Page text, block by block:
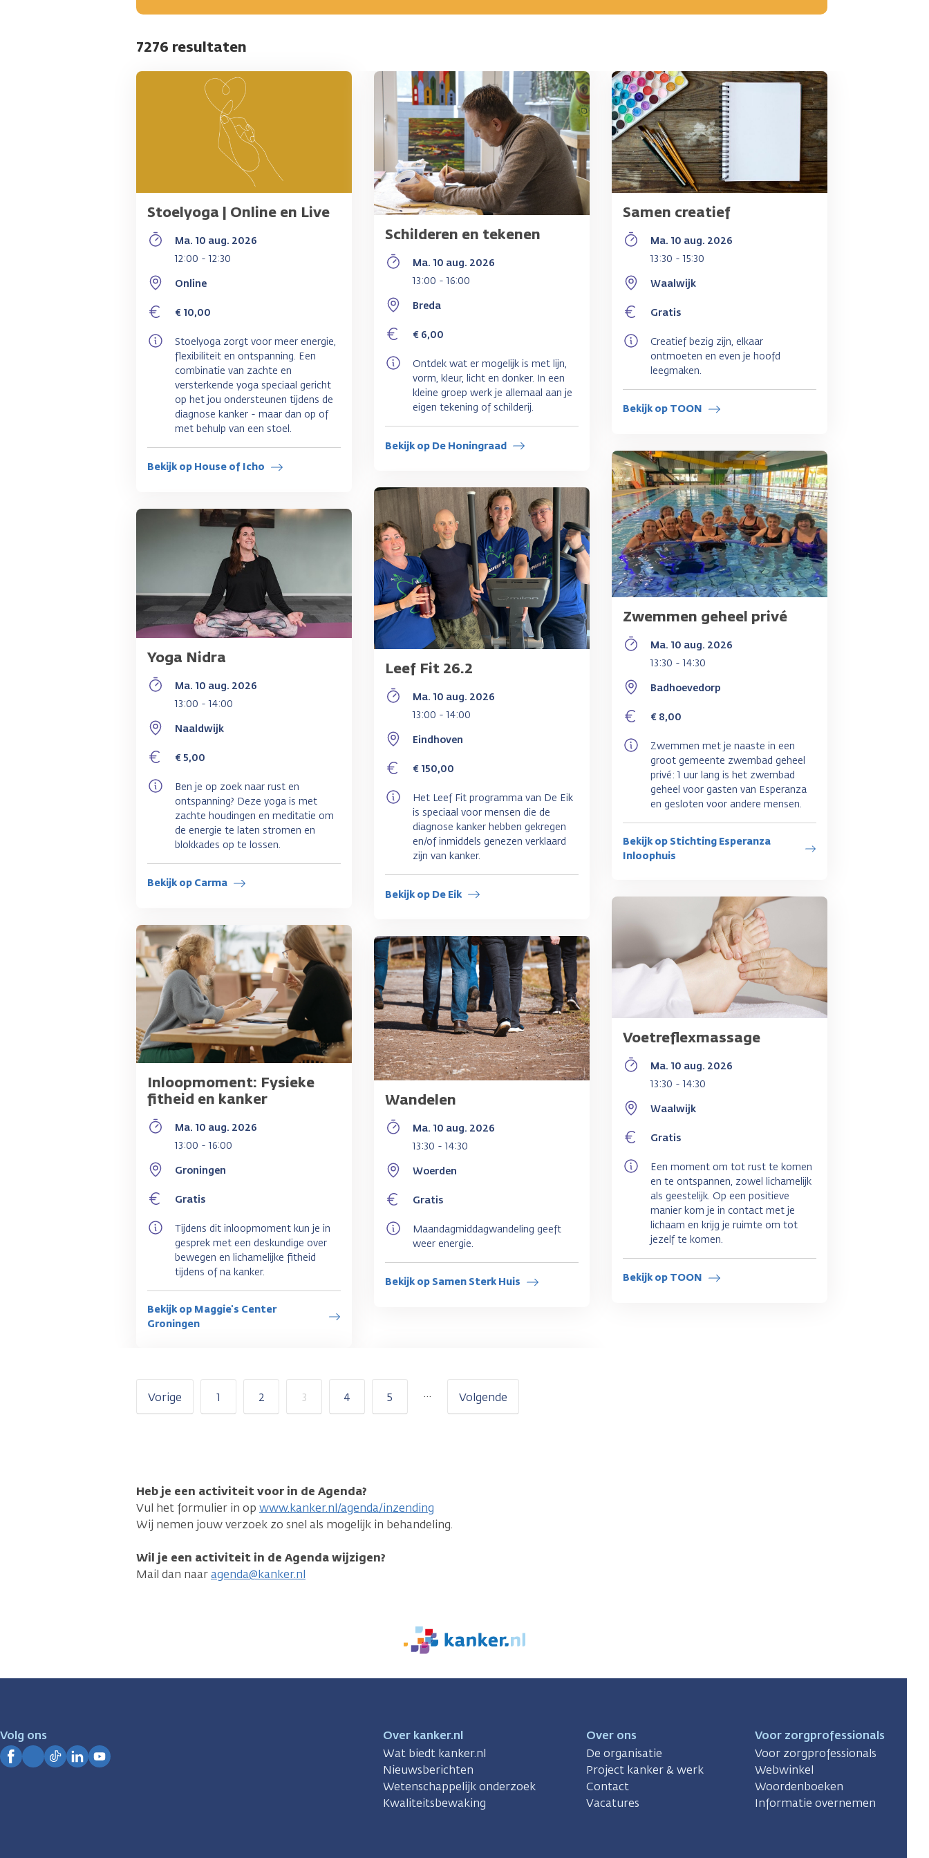
7276 resultaten
Stoelyoga | Online en Live
Ma. 10 aug. 2026
12:00 - 12:30
Online
€ 10,00
Stoelyoga zorgt voor meer energie,
flexibiliteit en ontspanning. Een
combinatie van zachte en
versterkende yoga speciaal gericht
op het jou ondersteunen tijdens de
diagnose kanker - maar dan op of
met behulp van een stoel.
Bekijk op House of Icho
Yoga Nidra
Ma. 10 aug. 2026
13:00 - 14:00
Naaldwijk
€ 5,00
Ben je op zoek naar rust en
ontspanning? Deze yoga is met
zachte houdingen en meditatie om
de energie te laten stromen en
blokkades op te lossen.
Bekijk op Carma
Inloopmoment: Fysieke
fitheid en kanker
Ma. 10 aug. 2026
13:00 - 16:00
Groningen
Gratis
Tijdens dit inloopmoment kun je in
gesprek met een deskundige over
bewegen en lichamelijke fitheid
tijdens of na kanker.
Bekijk op Maggie's Center
Groningen
Schilderen en tekenen
Ma. 10 aug. 2026
13:00 - 16:00
Breda
€ 6,00
Ontdek wat er mogelijk is met lijn,
vorm, kleur, licht en donker. In een
kleine groep werk je allemaal aan je
eigen tekening of schilderij.
Bekijk op De Honingraad
Leef Fit 26.2
Ma. 10 aug. 2026
13:00 - 14:00
Eindhoven
€ 150,00
Het Leef Fit programma van De Eik
is speciaal voor mensen die de
diagnose kanker hebben gekregen
en/of inmiddels genezen verklaard
zijn van kanker.
Bekijk op De Eik
Wandelen
Ma. 10 aug. 2026
13:30 - 14:30
Woerden
Gratis
Maandagmiddagwandeling geeft
weer energie.
Bekijk op Samen Sterk Huis
Samen creatief
Ma. 10 aug. 2026
13:30 - 15:30
Waalwijk
Gratis
Creatief bezig zijn, elkaar
ontmoeten en even je hoofd
leegmaken.
Bekijk op TOON
Zwemmen geheel privé
Ma. 10 aug. 2026
13:30 - 14:30
Badhoevedorp
€ 8,00
Zwemmen met je naaste in een
groot gemeente zwembad geheel
privé: 1 uur lang is het zwembad
geheel voor gasten van Esperanza
en gesloten voor andere mensen.
Bekijk op Stichting Esperanza
Inloophuis
Voetreflexmassage
Ma. 10 aug. 2026
13:30 - 14:30
Waalwijk
Gratis
Een moment om tot rust te komen
en te ontspannen, zowel lichamelijk
als geestelijk. Op een positieve
manier kom je in contact met je
lichaam en krijg je ruimte om tot
jezelf te komen.
Bekijk op TOON
Vorige 1 2 3 4 5 … Volgende
Heb je een activiteit voor in de Agenda?
Vul het formulier in op www.kanker.nl/agenda/inzending
Wij nemen jouw verzoek zo snel als mogelijk in behandeling.
Wil je een activiteit in de Agenda wijzigen?
Mail dan naaragenda@kanker.nl
We
er
Volg ons
Over kanker.nl
Wat biedt kanker.nl
Nieuwsberichten
Wetenschappelijk onderzoek
Kwaliteitsbewaking
Over ons
De organisatie
Project kanker & werk
Contact
Vacatures
Voor zorgprofessionals
Voor zorgprofessionals
Webwinkel
Woordenboeken
Informatie overnemen